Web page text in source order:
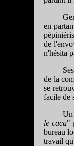
en
de
n'hésita
de la
se
facile de
Un
le caca"
bureau
travail